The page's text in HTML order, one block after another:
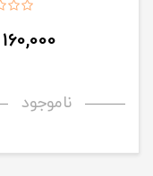
160,000
ناموجود